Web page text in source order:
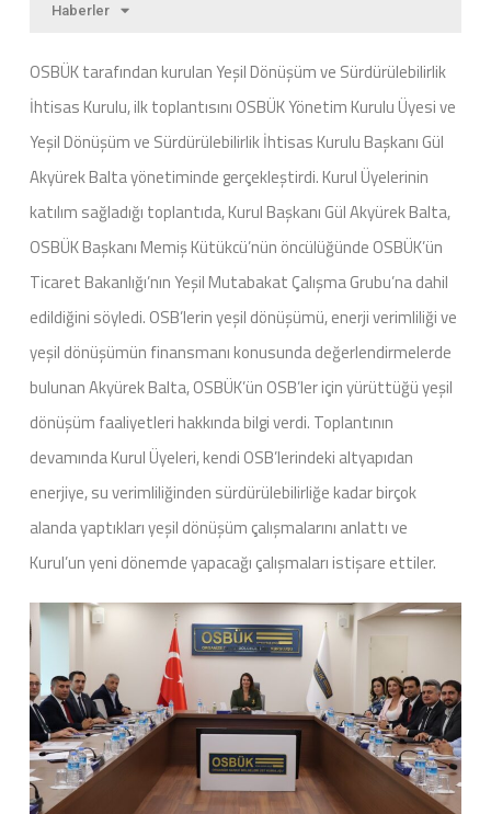
Haberler
OSBÜK tarafından kurulan Yeşil Dönüşüm ve Sürdürülebilirlik
İhtisas Kurulu, ilk toplantısını OSBÜK Yönetim Kurulu Üyesi ve
Yeşil Dönüşüm ve Sürdürülebilirlik İhtisas Kurulu Başkanı Gül
Akyürek Balta yönetiminde gerçekleştirdi. Kurul Üyelerinin
katılım sağladığı toplantıda, Kurul Başkanı Gül Akyürek Balta,
OSBÜK Başkanı Memiş Kütükcü’nün öncülüğünde OSBÜK’ün
Ticaret Bakanlığı’nın Yeşil Mutabakat Çalışma Grubu’na dahil
edildiğini söyledi. OSB’lerin yeşil dönüşümü, enerji verimliliği ve
yeşil dönüşümün finansmanı konusunda değerlendirmelerde
bulunan Akyürek Balta, OSBÜK’ün OSB’ler için yürüttüğü yeşil
dönüşüm faaliyetleri hakkında bilgi verdi. Toplantının
devamında Kurul Üyeleri, kendi OSB’lerindeki altyapıdan
enerjiye, su verimliliğinden sürdürülebilirliğe kadar birçok
alanda yaptıkları yeşil dönüşüm çalışmalarını anlattı ve
Kurul’un yeni dönemde yapacağı çalışmaları istişare ettiler.